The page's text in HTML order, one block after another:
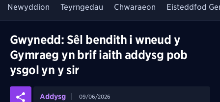
Newyddion Teyrngedau Chwaraeon Eisteddfod
Gwynedd: Sêl bendith i wneud y
Gymraeg yn brif iaith addysg pob
ysgol yn y sir
Addysg 09/06/2026